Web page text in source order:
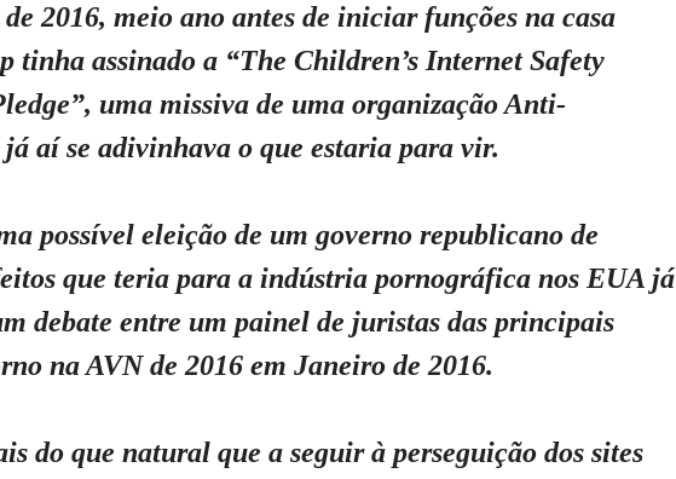
2016, meio ano antes de iniciar funções na casa
tinha assinado a “The Children’s Internet Safety
”, uma missiva de uma organização Anti-
aí se adivinhava o que estaria para vir.
possível eleição de um governo republicano de
que teria para a indústria pornográfica nos EUA já
debate entre um painel de juristas das principais
na AVN de 2016 em Janeiro de 2016.
do que natural que a seguir à perseguição dos sites